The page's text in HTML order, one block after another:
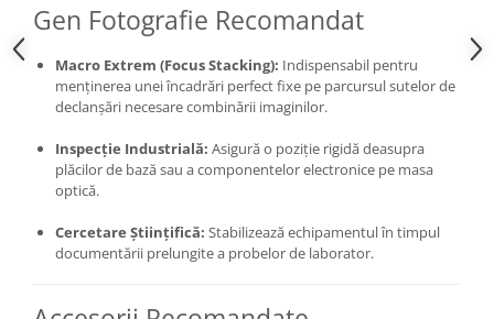
Lampi video
Stabilizatoare (Gimbal) / Steady
Cam
Huse Protectie / Ploaie camere
Accesorii diverse pt camere video
Camere Video Cinematice
Drone
Slider
Gen Fotografie Recomandat
Macro Extrem (Focus Stacking): Indispensabil pentru
menținerea unei încadrări perfect fixe pe parcursul sutelor de
declanșări necesare combinării imaginilor.
Inspecție Industrială: Asigură o poziție rigidă deasupra
plăcilor de bază sau a componentelor electronice pe masa
optică.
Cercetare Științifică: Stabilizează echipamentul în timpul
documentării prelungite a probelor de laborator.